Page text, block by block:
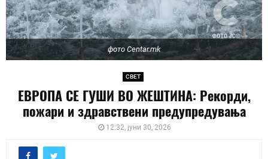
фото Centar.mk
СВЕТ
ЕВРОПА СЕ ГУШИ ВО ЖЕШТИНА: Рекорди,
пожари и здравствени предупредувања
12:32, јуни 30, 2026